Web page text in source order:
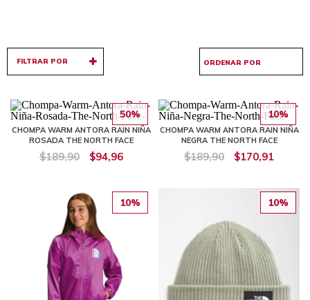
FILTRAR POR
50%
CHOMPA WARM ANTORA RAIN NIÑA
ROSADA THE NORTH FACE
$189,90 $94,96
10%
CHOMPA WARM ANTORA RAIN NIÑA
NEGRA THE NORTH FACE
$189,90 $170,91
10% 10%